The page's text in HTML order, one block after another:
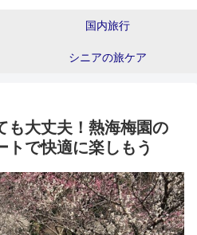
国内旅行
シニアの旅ケア
も大丈夫！熱海梅園の
トで快適に楽しもう